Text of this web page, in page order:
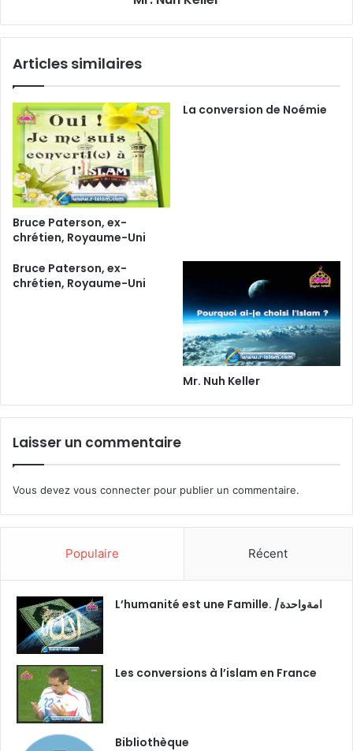
Articles similaires
Bruce Paterson, ex-
chrétien, Royaume-Uni
La conversion de Noémie
Bruce Paterson, ex-
chrétien, Royaume-Uni
Mr. Nuh Keller
Laisser un commentaire
Vous devez vous connecter pour publier un commentaire.
Populaire Récent
L’humanité est une Famille. /امةواحدة
Les conversions à l’islam en France
Bibliothèque